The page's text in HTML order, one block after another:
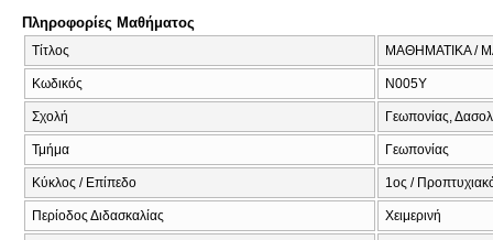
Πληροφορίες Μαθήματος
Τίτλος ΜΑΘΗΜΑΤΙΚΑ /
Κωδικός Ν005Υ
Σχολή Γεωπονίας,
Τμήμα Γεωπονίας
Κύκλος / Επίπεδο 1ος /
Περίοδος Διδασκαλίας Χειμερινή